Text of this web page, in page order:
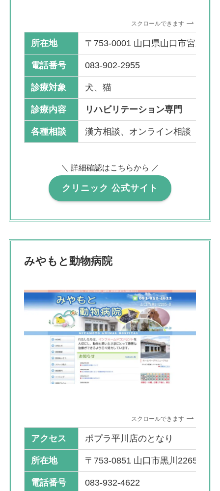
スクロールできます
所在地 〒753-0001 山口県山口市宮野上
電話番号 083-902-2955
診療対象 犬、猫
診療内容 リハビリテーション専門
各種相談 漢方相談、オンライン相談
＼ 詳細確認はこちらから ／
クリニック 公式サイト
みやもと動物病院
スクロールできます
アクセス ポプラ平川店のとなり
所在地 〒753-0851 山口市黒川2265-8
電話番号 083-932-4622